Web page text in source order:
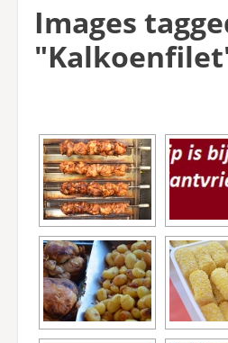
Images